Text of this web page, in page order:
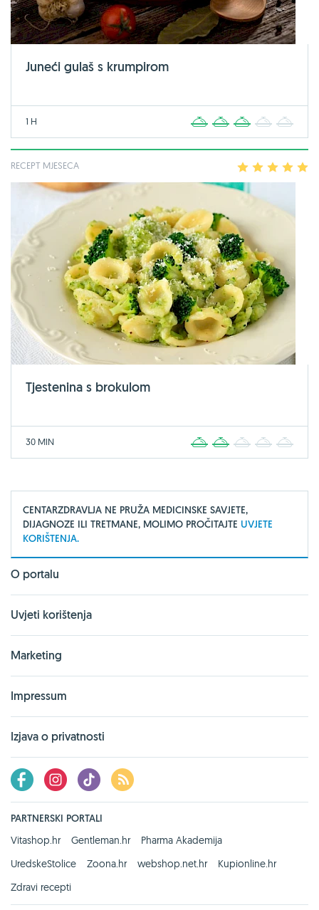
Juneći gulaš s krumpirom
1 H 2 3 4
RECEPT MJESECA 2 3 4
Tjestenina s brokulom
30 MIN 2 3 4
CENTARZDRAVLJA NE PRUŽA MEDICINSKE SAVJETE,
DIJAGNOZE ILI TRETMANE, MOLIMO PROČITAJTE UVJETE
KORIŠTENJA.
O portalu
Uvjeti korištenja
Marketing
Impressum
Izjava o privatnosti
PARTNERSKI PORTALI
Vitashop.hr
Gentleman.hr
Pharma Akademija
UredskeStolice
Zoona.hr webshop.net.hr
Kupionline.hr
Zdravi recepti